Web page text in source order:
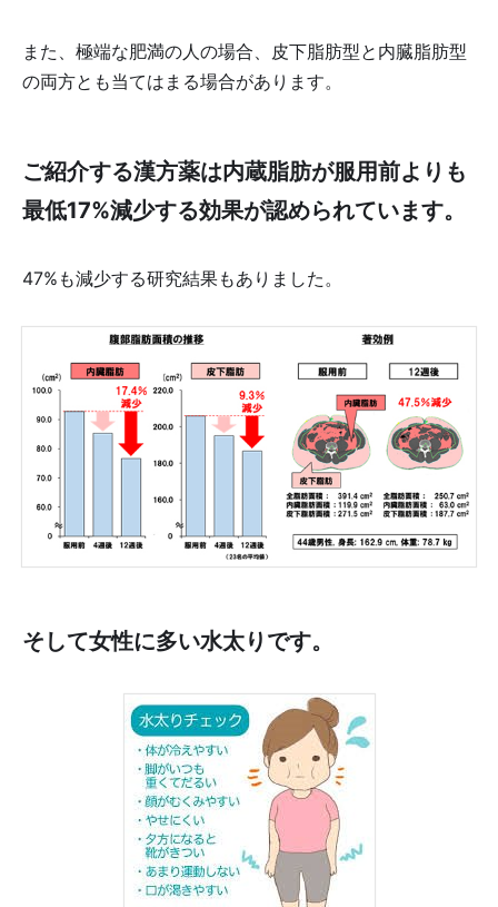
また、極端な肥満の人の場合、皮下脂肪型と内臓脂肪型
の両方とも当てはまる場合があります。
ご紹介する漢方薬は内蔵脂肪が服用前よりも
最低17%減少する効果が認められています。
47%も減少する研究結果もありました。
そして女性に多い水太りです。